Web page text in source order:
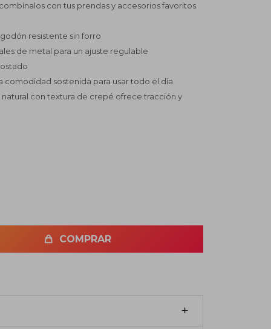
con tus prendas y accesorios favoritos.
resistente sin forro
de metal para un ajuste regulable
comodidad sostenida para usar todo el día
con textura de crepé ofrece tracción y
COMPRAR